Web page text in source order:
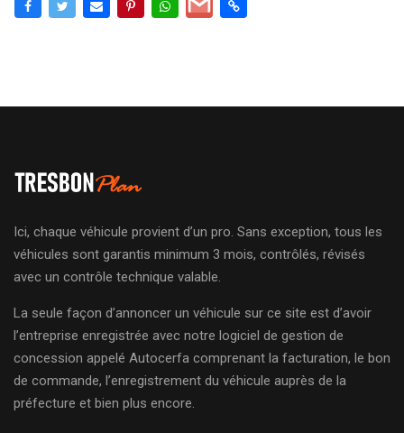
Ici, chaque véhicule provient d’un pro. Sans exception, tous les
véhicules sont garantis minimum 3 mois, contrôlés, révisés
avec un contrôle technique valable.
La seule façon d’annoncer un véhicule sur ce site est d’avoir
l’entreprise enregistrée avec notre logiciel de gestion de
concession appelé Autocerfa comprenant la facturation, le bon
de commande, l’enregistrement du véhicule auprès de la
préfecture et bien plus encore.